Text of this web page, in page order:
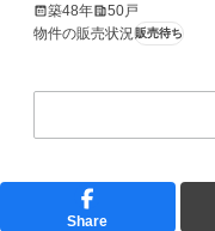
築48年
50戸
物件の販売状況 販売待ち
Share